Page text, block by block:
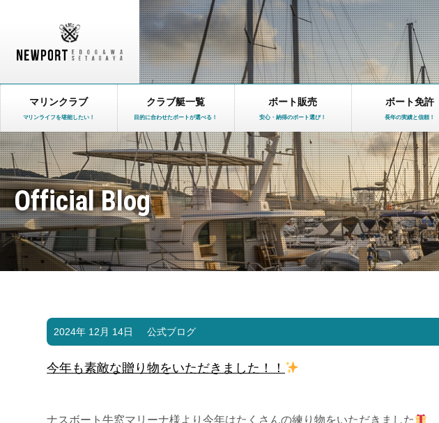
マリンクラブ
マリンライフを堪能したい！
クラブ艇一覧
目的に合わせたボートが選べる！
ボート販売
安心・納得のボート選び！
ボート免許
長年の実績と信頼！
Official Blog
2024年 12月 14日 公式ブログ
今年も素敵な贈り物をいただきました！！
ナスボート牛窓マリーナ様より今年はたくさんの練り物をいただきました